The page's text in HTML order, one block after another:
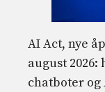
AI Act, nye
august
chatboter